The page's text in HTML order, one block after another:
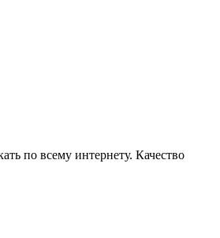
по всему интернету. Качество